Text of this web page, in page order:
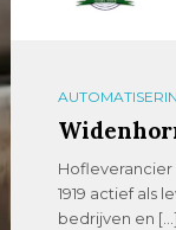
Hofleverancier
1919 actief als
bedrijven en […]